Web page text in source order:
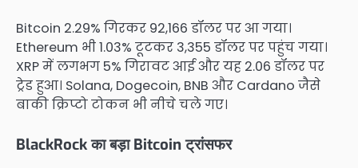
Bitcoin 2.29% गिरकर 92,166 डॉलर पर आ गया।
Ethereum भी 1.03% टूटकर 3,355 डॉलर पर पहुंच गया।
XRP में लगभग 5% गिरावट आई और यह 2.06 डॉलर पर
ट्रेड हुआ। Solana, Dogecoin, BNB और Cardano जैसे
बाकी क्रिप्टो टोकन भी नीचे चले गए।
BlackRock का बड़ा Bitcoin ट्रांसफर